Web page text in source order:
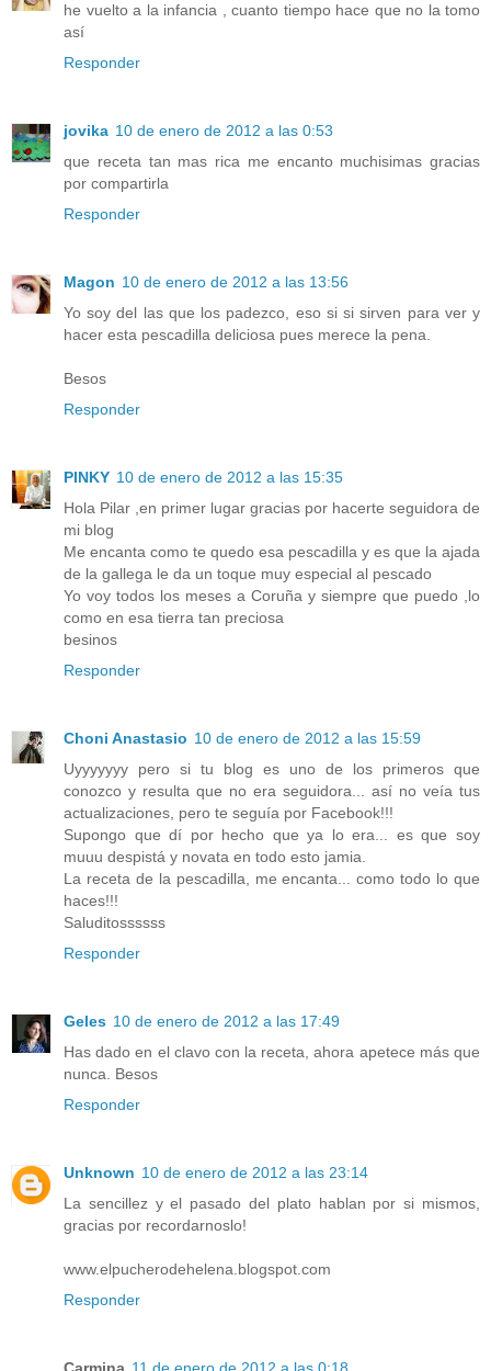
he vuelto a la infancia , cuanto tiempo hace que no la tomo
así
Responder
jovika 10 de enero de 2012 a las 0:53
que receta tan mas rica me encanto muchisimas gracias
por compartirla
Responder
Magon 10 de enero de 2012 a las 13:56
Yo soy del las que los padezco, eso si si sirven para ver y
hacer esta pescadilla deliciosa pues merece la pena.
Besos
Responder
PINKY 10 de enero de 2012 a las 15:35
Hola Pilar ,en primer lugar gracias por hacerte seguidora de
mi blog
Me encanta como te quedo esa pescadilla y es que la ajada
de la gallega le da un toque muy especial al pescado
Yo voy todos los meses a Coruña y siempre que puedo ,lo
como en esa tierra tan preciosa
besinos
Responder
Choni Anastasio 10 de enero de 2012 a las 15:59
Uyyyyyyy pero si tu blog es uno de los primeros que
conozco y resulta que no era seguidora... así no veía tus
actualizaciones, pero te seguía por Facebook!!!
Supongo que dí por hecho que ya lo era... es que soy
muuu despistá y novata en todo esto jamia.
La receta de la pescadilla, me encanta... como todo lo que
haces!!!
Saluditossssss
Responder
Geles 10 de enero de 2012 a las 17:49
Has dado en el clavo con la receta, ahora apetece más que
nunca. Besos
Responder
Unknown 10 de enero de 2012 a las 23:14
La sencillez y el pasado del plato hablan por si mismos,
gracias por recordarnoslo!
www.elpucherodehelena.blogspot.com
Responder